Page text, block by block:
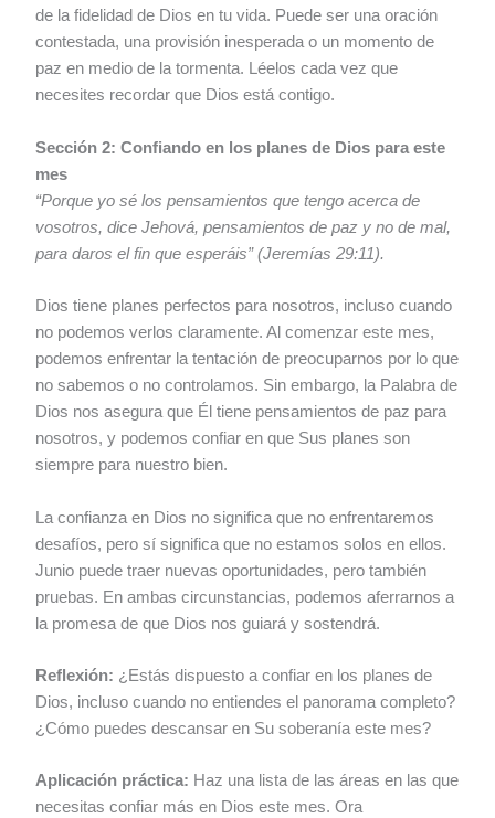
de la fidelidad de Dios en tu vida. Puede ser una oración
contestada, una provisión inesperada o un momento de
paz en medio de la tormenta. Léelos cada vez que
necesites recordar que Dios está contigo.
Sección 2: Confiando en los planes de Dios para este
mes
“Porque yo sé los pensamientos que tengo acerca de
vosotros, dice Jehová, pensamientos de paz y no de mal,
para daros el fin que esperáis” (Jeremías 29:11).
Dios tiene planes perfectos para nosotros, incluso cuando
no podemos verlos claramente. Al comenzar este mes,
podemos enfrentar la tentación de preocuparnos por lo que
no sabemos o no controlamos. Sin embargo, la Palabra de
Dios nos asegura que Él tiene pensamientos de paz para
nosotros, y podemos confiar en que Sus planes son
siempre para nuestro bien.
La confianza en Dios no significa que no enfrentaremos
desafíos, pero sí significa que no estamos solos en ellos.
Junio puede traer nuevas oportunidades, pero también
pruebas. En ambas circunstancias, podemos aferrarnos a
la promesa de que Dios nos guiará y sostendrá.
Reflexión: ¿Estás dispuesto a confiar en los planes de
Dios, incluso cuando no entiendes el panorama completo?
¿Cómo puedes descansar en Su soberanía este mes?
Aplicación práctica: Haz una lista de las áreas en las que
necesitas confiar más en Dios este mes. Ora